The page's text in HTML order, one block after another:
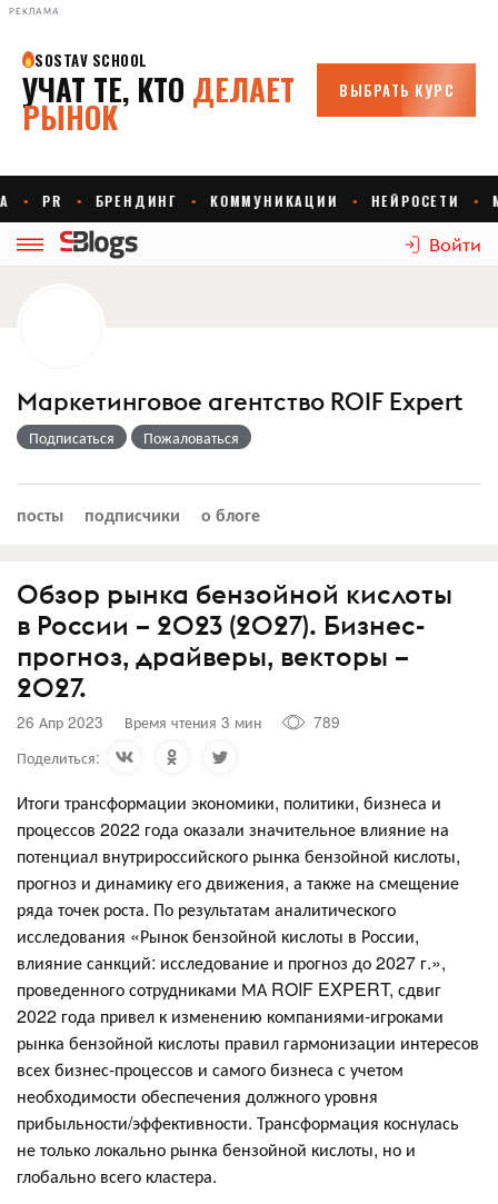
РЕКЛАМА
Войти
Маркетинговое агентство ROIF Expert
Подписаться Пожаловаться
посты подписчики о блоге
Обзор рынка бензойной кислоты
в России – 2023 (2027). Бизнес-
прогноз, драйверы, векторы –
2027.
26 Апр 2023 Время чтения 3 мин
789
Поделиться:
Итоги трансформации экономики, политики, бизнеса и
процессов 2022 года оказали значительное влияние на
потенциал внутрироссийского рынка бензойной кислоты,
прогноз и динамику его движения, а также на смещение
ряда точек роста. По результатам аналитического
исследования «Рынок бензойной кислоты в России,
влияние санкций: исследование и прогноз до 2027 г.»,
проведенного сотрудниками МА ROIF EXPERT, сдвиг
2022 года привел к изменению компаниями-игроками
рынка бензойной кислоты правил гармонизации интересов
всех бизнес-процессов и самого бизнеса с учетом
необходимости обеспечения должного уровня
прибыльности/эффективности. Трансформация коснулась
не только локально рынка бензойной кислоты, но и
глобально всего кластера.